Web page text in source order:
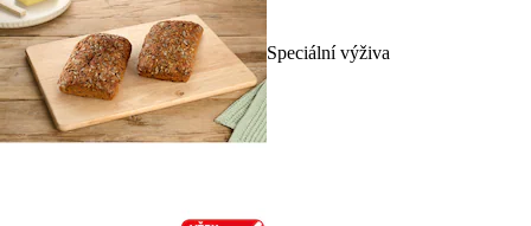
Speciální výživa